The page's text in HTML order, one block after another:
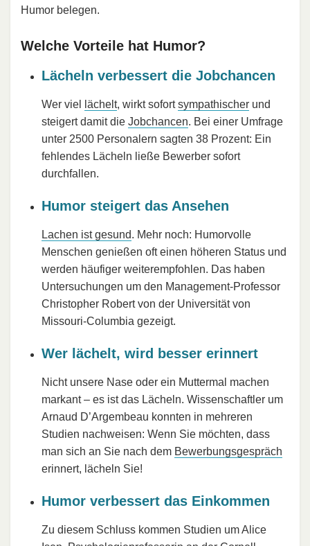
Humor belegen.
Welche Vorteile hat Humor?
Lächeln verbessert die Jobchancen
Wer viel lächelt, wirkt sofortsympathischer und
steigert damit die Jobchancen. Bei einer Umfrage
unter 2500 Personalern sagten 38 Prozent: Ein
fehlendes Lächeln ließe Bewerber sofort
durchfallen.
Humor steigert das Ansehen
Lachen ist gesund. Mehr noch: Humorvolle
Menschen genießen oft einen höheren Status und
werden häufiger weiterempfohlen. Das haben
Untersuchungen um den Management-Professor
Christopher Robert von der Universität von
Missouri-Columbia gezeigt.
Wer lächelt, wird besser erinnert
Nicht unsere Nase oder ein Muttermal machen
markant – es ist das Lächeln. Wissenschaftler um
Arnaud D’Argembeau konnten in mehreren
Studien nachweisen: Wenn Sie möchten, dass
man sich an Sie nach dem Bewerbungsgespräch
erinnert, lächeln Sie!
Humor verbessert das Einkommen
Zu diesem Schluss kommen Studien um Alice